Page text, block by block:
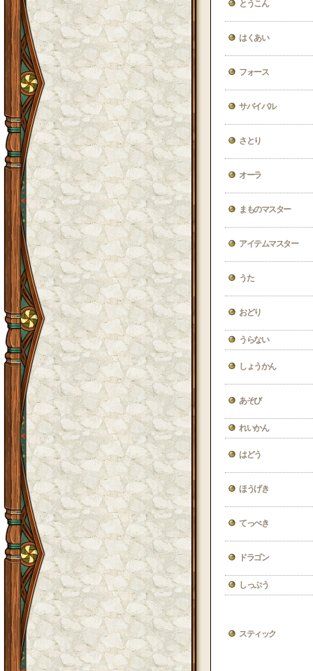
とうこん
はくあい
フォース
サバイバル
さとり
オーラ
まものマスター
アイテムマスター
うた
おどり
うらない
しょうかん
あそび
れいかん
はどう
ほうげき
てっぺき
ドラゴン
しっぷう
スティック